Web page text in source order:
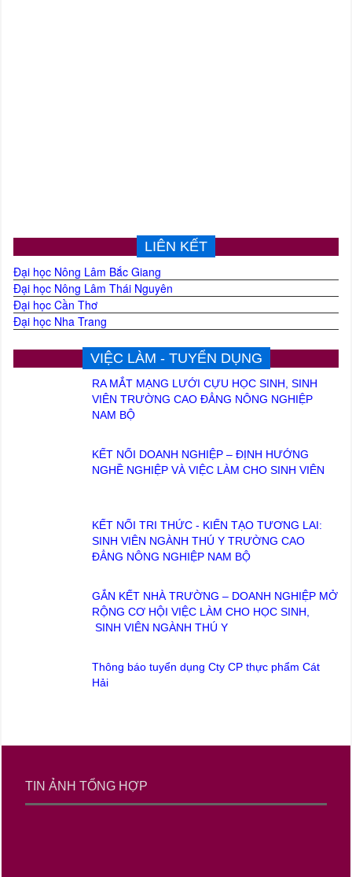
LIÊN KẾT
Đại học Nông Lâm Bắc Giang
Đại học Nông Lâm Thái Nguyên
Đại học Cần Thơ
Đại học Nha Trang
VIỆC LÀM - TUYỂN DỤNG
RA MẮT MẠNG LƯỚI CỰU HỌC SINH, SINH
VIÊN TRƯỜNG CAO ĐẲNG NÔNG NGHIỆP
NAM BỘ
KẾT NỐI DOANH NGHIỆP – ĐỊNH HƯỚNG
NGHỀ NGHIỆP VÀ VIỆC LÀM CHO SINH VIÊN
KẾT NỐI TRI THỨC - KIẾN TẠO TƯƠNG LAI:
SINH VIÊN NGÀNH THÚ Y TRƯỜNG CAO
ĐẲNG NÔNG NGHIỆP NAM BỘ
GẮN KẾT NHÀ TRƯỜNG – DOANH NGHIỆP MỞ
RỘNG CƠ HỘI VIỆC LÀM CHO HỌC SINH,
SINH VIÊN NGÀNH THÚ Y
Thông báo tuyển dụng Cty CP thực phẩm Cát
Hải
TIN ẢNH TỔNG HỢP